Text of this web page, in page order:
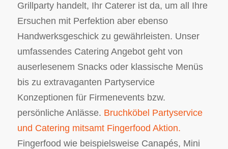
Grillparty handelt, Ihr Caterer ist da, um all Ihre
Ersuchen mit Perfektion aber ebenso
Handwerksgeschick zu gewährleisten. Unser
umfassendes Catering Angebot geht von
auserlesenem Snacks oder klassische Menüs
bis zu extravaganten Partyservice
Konzeptionen für Firmenevents bzw.
persönliche Anlässe. Bruchköbel Partyservice
und Catering mitsamt Fingerfood Aktion.
Fingerfood wie beispielsweise Canapés, Mini